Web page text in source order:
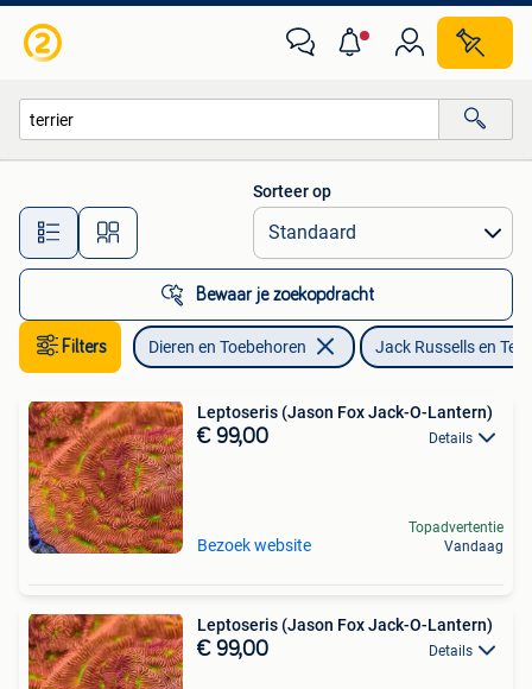
Alle afstanden…
Sorteer op
Bewaar je zoekopdracht
Filters Dieren en Toebehoren Jack Russells en
Leptoseris (Jason Fox Jack-O-Lantern)
€ 99,00 Details
Bezoek website
Topadvertentie
Vandaag
Leptoseris (Jason Fox Jack-O-Lantern)
€ 99,00 Details